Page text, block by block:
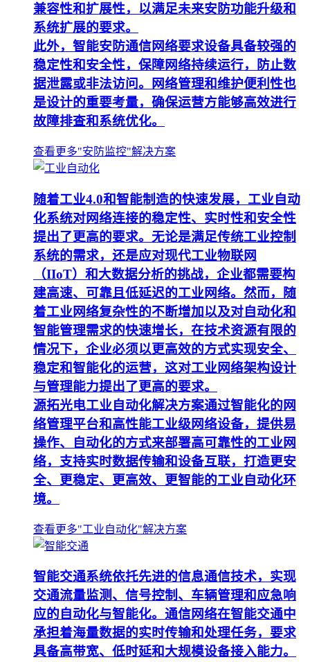
兼容性和扩展性，以满足未来安防功能升级和
系统扩展的要求。
此外，智能安防通信网络要求设备具备较强的
稳定性和安全性，保障网络持续运行，防止数
据泄露或非法访问。网络管理和维护便利性也
是设计的重要考量，确保运营方能够高效进行
故障排查和系统优化。
查看更多"安防监控"解决方案
随着工业4.0和智能制造的快速发展，工业自动
化系统对网络连接的稳定性、实时性和安全性
提出了更高的要求。无论是满足传统工业控制
系统的需求，还是应对现代工业物联网
（IIoT）和大数据分析的挑战，企业都需要构
建高速、可靠且低延迟的工业网络。然而，随
着工业网络复杂性的不断增加以及对自动化和
智能管理需求的快速增长，在技术资源有限的
情况下，企业必须以更高效的方式实现安全、
稳定和智能化的运营，这对工业网络架构设计
与管理能力提出了更高的要求。
源拓光电工业自动化解决方案通过智能化的网
络管理平台和高性能工业级网络设备，提供易
操作、自动化的方式来部署高可靠性的工业网
络，支持实时数据传输和设备互联，打造更安
全、更稳定、更高效、更智能的工业自动化环
境。
查看更多"工业自动化"解决方案
智能交通系统依托先进的信息通信技术，实现
交通流量监测、信号控制、车辆管理和应急响
应的自动化与智能化。通信网络在智能交通中
承担着海量数据的实时传输和处理任务，要求
具备高带宽、低时延和大规模设备接入能力。